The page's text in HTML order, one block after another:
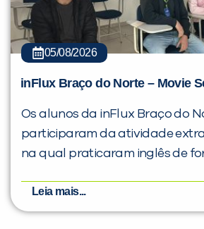
05/08/2026
inFlux Braço do Norte – Movie
Os alunos da inFlux Braço do
participaram da atividade extra
na qual praticaram inglês de
Leia mais...